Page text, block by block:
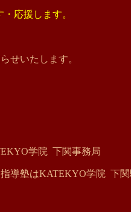
応援します。
せいたします。
学院 下関事務局
導塾はKATEKYO学院 下